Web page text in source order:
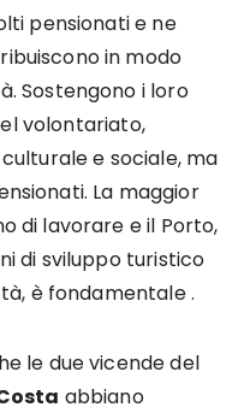
pensionati e ne
in modo
Sostengono i loro
volontariato,
e sociale, ma
La maggior
di lavorare e il Porto,
di sviluppo turistico
è fondamentale .
le due vicende del
abbiano